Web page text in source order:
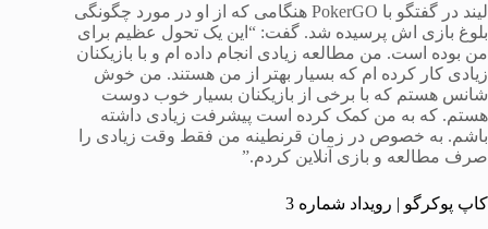
لیند در گفتگو با PokerGO هنگامی که از او در مورد چگونگی
بلوغ بازی اش پرسیده شد. گفت: “این یک تحول عظیم برای
من بوده است. من مطالعه زیادی انجام داده ام و با بازیکنان
زیادی کار کرده ام که بسیار بهتر از من هستند. من خوش
شانس هستم که با برخی از بازیکنان بسیار خوب دوست
هستم. که به من کمک کرده است پیشرفت زیادی داشته
باشم. به خصوص در زمان قرنطینه من فقط وقت زیادی را
صرف مطالعه و بازی آنلاین کردم.”
کاپ پوکرگو | رویداد شماره 3